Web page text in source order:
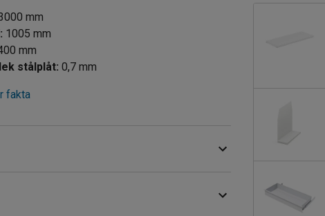
mm
: 1005 mm
mm
Tjocklek stålplåt: 0,7 mm
fakta